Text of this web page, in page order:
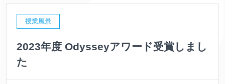
授業風景
2023年度 Odysseyアワード受賞しまし
た